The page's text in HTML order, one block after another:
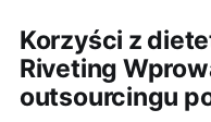
Korzyści z
Riveting
outsourcingu